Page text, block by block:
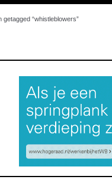
getagged “whistleblowers”